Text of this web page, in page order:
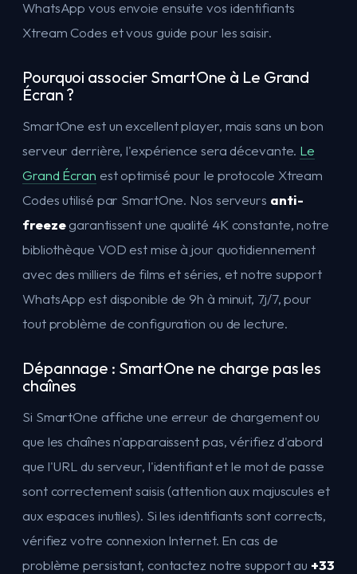
WhatsApp vous envoie ensuite vos identifiants
Xtream Codes et vous guide pour les saisir.
Pourquoi associer SmartOne à Le Grand
Écran ?
SmartOne est un excellent player, mais sans un bon
serveur derrière, l'expérience sera décevante. Le
Grand Écran est optimisé pour le protocole Xtream
Codes utilisé par SmartOne. Nos serveurs anti-
freezegarantissent une qualité 4K constante, notre
bibliothèque VOD est mise à jour quotidiennement
avec des milliers de films et séries, et notre support
WhatsApp est disponible de 9h à minuit, 7j/7, pour
tout problème de configuration ou de lecture.
Dépannage : SmartOne ne charge pas les
chaînes
Si SmartOne affiche une erreur de chargement ou
que les chaînes n'apparaissent pas, vérifiez d'abord
que l'URL du serveur, l'identifiant et le mot de passe
sont correctement saisis (attention aux majuscules et
aux espaces inutiles). Si les identifiants sont corrects,
vérifiez votre connexion Internet. En cas de
problème persistant, contactez notre support au +33